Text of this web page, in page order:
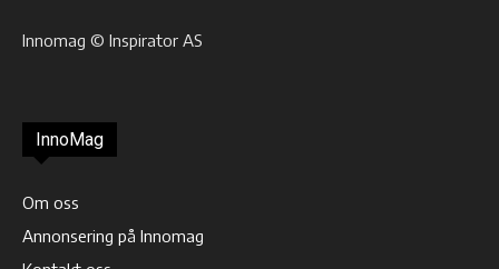
Innomag © Inspirator AS
InnoMag
Om oss
Annonsering på Innomag